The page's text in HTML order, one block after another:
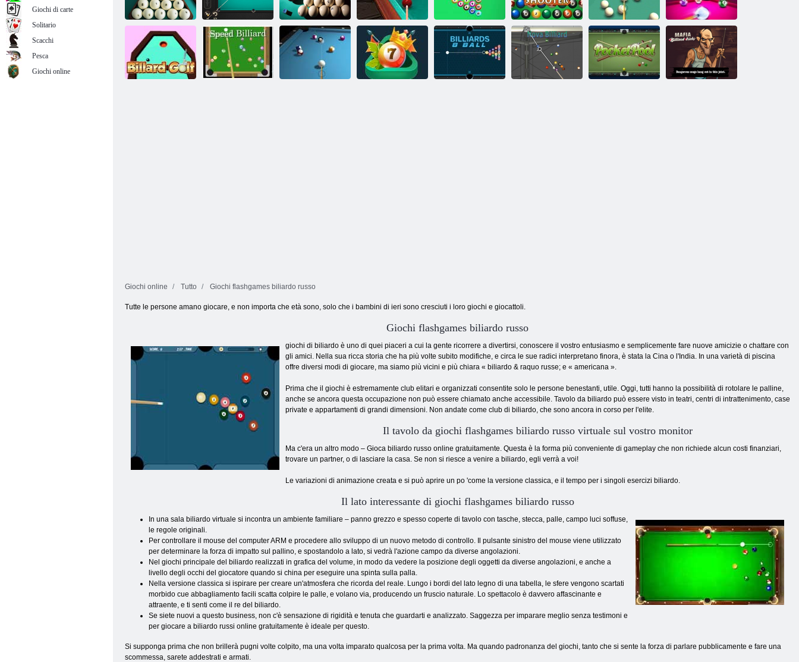
Billiards 3D:
Pyramid
Biliardo 3d
russo piramide
Biliardo 3d
russo piramide
Il miglior
biliardo russo
8 sparatutto in
piscina
Piramide di
biliardo 3D
Piscina: 8 Ball
Mania
Giochi online Tutto Giochi flashgames biliardo russo
Tutte le persone amano giocare, e non importa che età sono, solo che i bambini di ieri sono cresciuti i loro giochi e giocattoli.
Giochi flashgames biliardo russo
giochi di biliardo è uno di quei piaceri a cui la gente ricorrere a divertirsi, conoscere il vostro entusiasmo e semplicemente fare nuove amicizie o chattare con
gli amici. Nella sua ricca storia che ha più volte subito modifiche, e circa le sue radici interpretano finora, è stata la Cina o l'India. In una varietà di piscina
offre diversi modi di giocare, ma siamo più vicini e più chiara « biliardo & raquo russe; e « americana ».
Prima che il giochi è estremamente club elitari e organizzati consentite solo le persone benestanti, utile. Oggi, tutti hanno la possibilità di rotolare le palline,
anche se ancora questa occupazione non può essere chiamato anche accessibile. Tavolo da biliardo può essere visto in teatri, centri di intrattenimento, case
private e appartamenti di grandi dimensioni. Non andate come club di biliardo, che sono ancora in corso per l'elite.
Il tavolo da giochi flashgames biliardo russo virtuale sul vostro monitor
Ma c'era un altro modo – Gioca biliardo russo online gratuitamente. Questa è la forma più conveniente di gameplay che non richiede alcun costi finanziari,
trovare un partner, o di lasciare la casa. Se non si riesce a venire a biliardo, egli verrà a voi!
Le variazioni di animazione creata e si può aprire un po 'come la versione classica, e il tempo per i singoli esercizi biliardo.
Il lato interessante di giochi flashgames biliardo russo
In una sala biliardo virtuale si incontra un ambiente familiare – panno grezzo e spesso coperte di tavolo con tasche, stecca, palle, campo luci soffuse,
le regole originali.
Per controllare il mouse del computer ARM e procedere allo sviluppo di un nuovo metodo di controllo. Il pulsante sinistro del mouse viene utilizzato
per determinare la forza di impatto sul pallino, e spostandolo a lato, si vedrà l'azione campo da diverse angolazioni.
Nel giochi principale del biliardo realizzati in grafica del volume, in modo da vedere la posizione degli oggetti da diverse angolazioni, e anche a
livello degli occhi del giocatore quando si china per eseguire una spinta sulla palla.
Nella versione classica si ispirare per creare un'atmosfera che ricorda del reale. Lungo i bordi del lato legno di una tabella, le sfere vengono scartati
morbido cue abbagliamento facili scatta colpire le palle, e volano via, producendo un fruscio naturale. Lo spettacolo è davvero affascinante e
attraente, e ti senti come il re del biliardo.
Se siete nuovi a questo business, non c'è sensazione di rigidità e tenuta che guardarti e analizzato. Saggezza per imparare meglio senza testimoni e
per giocare a biliardo russi online gratuitamente è ideale per questo.
Si supponga prima che non brillerà pugni volte colpito, ma una volta imparato qualcosa per la prima volta. Ma quando padronanza del giochi, tanto che si sente la forza di parlare pubblicamente e fare una
scommessa, sarete addestrati e armati.
Giochi di carte
Solitario
Scacchi
Pesca
Giochi online